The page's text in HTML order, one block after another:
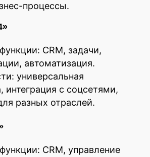
процессы.
CRM, задачи,
автоматизация.
универсальная
интеграция с соцсетями,
разных отраслей.
CRM, управление